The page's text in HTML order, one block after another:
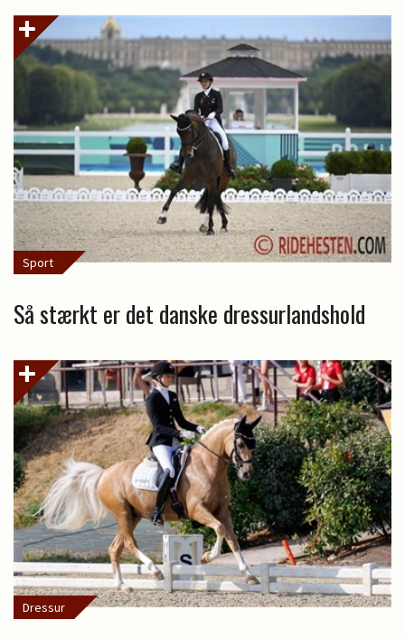
Sport
Så stærkt er det danske dressurlandshold
Dressur